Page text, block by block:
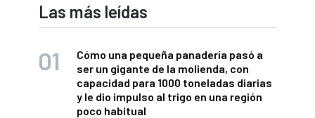
Las más leídas
Cómo una pequeña panadería pasó a
ser un gigante de la molienda, con
capacidad para 1000 toneladas diarias
y le dio impulso al trigo en una región
poco habitual